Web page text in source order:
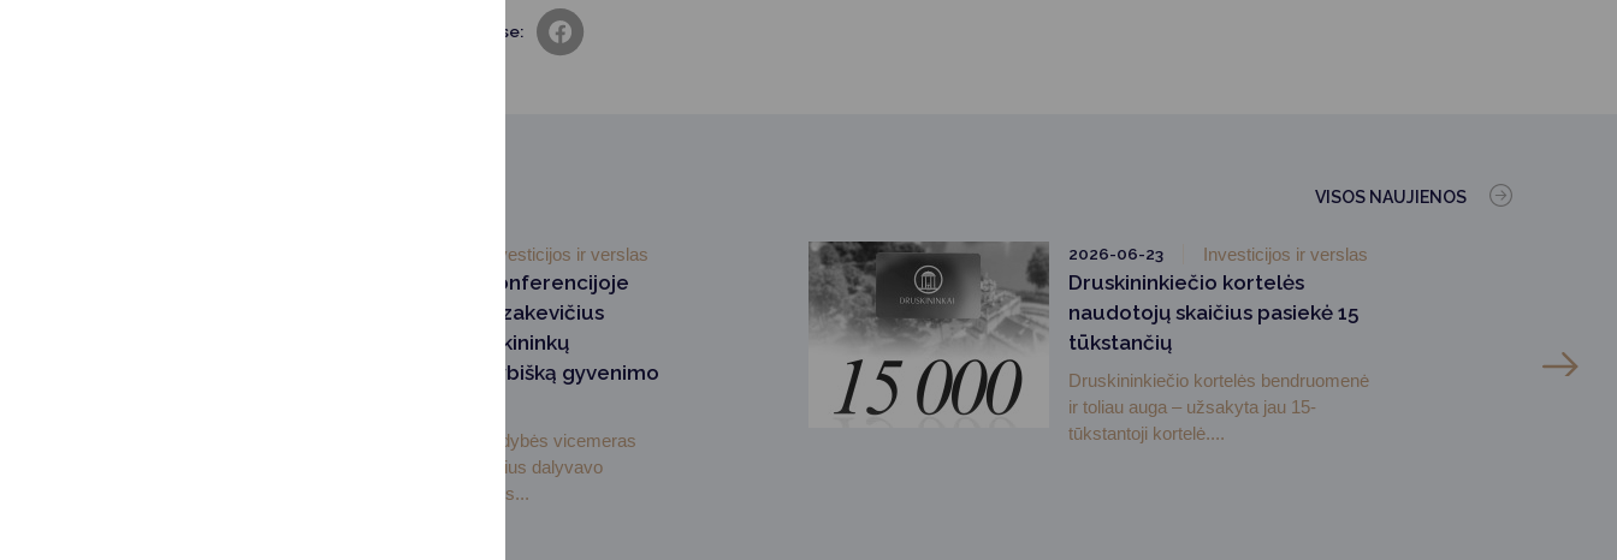
Dalintis soc. tinkluose:
VISOS NAUJIENOS
Investicijos ir verslas
Nacionalinėje konferencijoje
vicemeras S. Kazakevičius
akcentavo Druskininkų
stiprybes ir kokybišką gyvenimo
Druskininkų savivaldybės vicemeras
Simonas Kazakevičius dalyvavo
Lietuvos Respublikos...
2026-06-23 Investicijos ir verslas
Druskininkiečio kortelės
naudotojų skaičius pasiekė 15
tūkstančių
Druskininkiečio kortelės bendruomenė
ir toliau auga – užsakyta jau 15-
tūkstantoji kortelė....